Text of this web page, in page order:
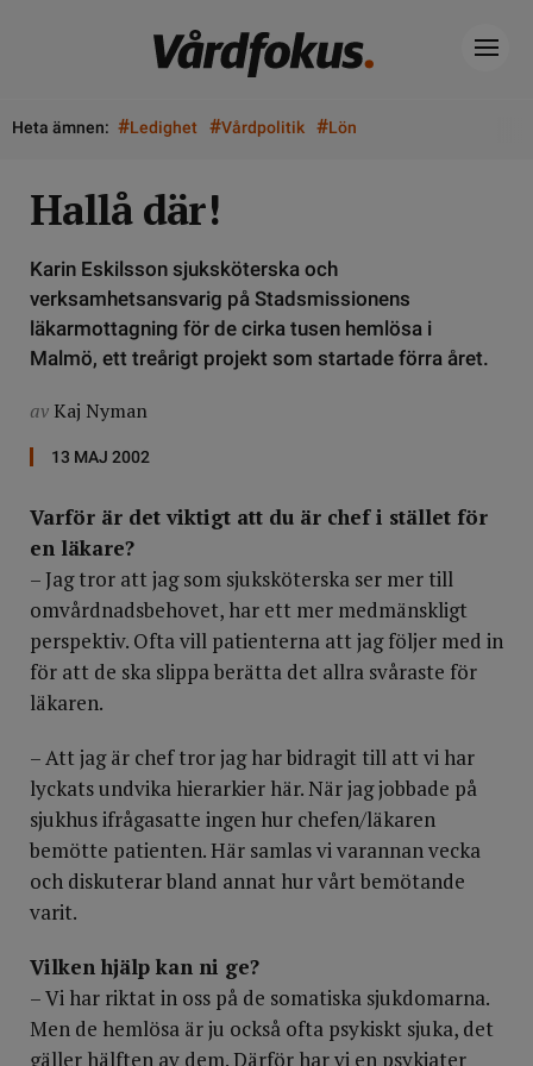
Heta ämnen: #Ledighet #Vårdpolitik #Lön
Hallå där!
Karin Eskilsson sjuksköterska och
verksamhetsansvarig på Stadsmissionens
läkarmottagning för de cirka tusen hemlösa i
Malmö, ett treårigt projekt som startade förra året.
av Kaj Nyman
13 MAJ 2002
Varför är det viktigt att du är chef i stället för
en läkare?
– Jag tror att jag som sjuksköterska ser mer till
omvårdnadsbehovet, har ett mer medmänskligt
perspektiv. Ofta vill patienterna att jag följer med in
för att de ska slippa berätta det allra svåraste för
läkaren.
– Att jag är chef tror jag har bidragit till att vi har
lyckats undvika hierarkier här. När jag jobbade på
sjukhus ifrågasatte ingen hur chefen/läkaren
bemötte patienten. Här samlas vi varannan vecka
och diskuterar bland annat hur vårt bemötande
varit.
Vilken hjälp kan ni ge?
– Vi har riktat in oss på de somatiska sjukdomarna.
Men de hemlösa är ju också ofta psykiskt sjuka, det
gäller hälften av dem. Därför har vi en psykiater